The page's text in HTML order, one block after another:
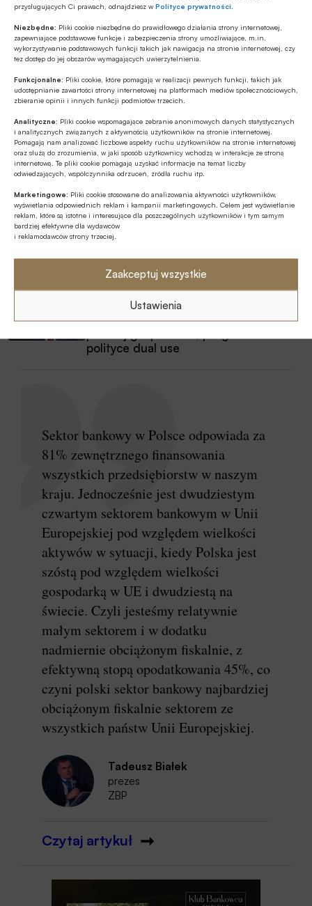
przysługujących Ci prawach, odnajdziesz wPolityce prywatności
Niezbędne: Pliki cookie niezbędne do prawidłowego działania strony internetowej,
zapewniające podstawowe funkcje i zabezpieczenia strony umożliwiające, m.in.
wykorzystywanie podstawowych funkcji takich jak nawigacja na stronie internetowej, czy
tez dostęp do jej obszarów wymagających uwierzytelnienia.
Funkcjonalne: Pliki cookie, które pomagają w realizacji pewnych funkcji, takich jak
udostępnianie zawartości strony internetowej na platformach mediów społecznościowych,
zbieranie opinii i innych funkcji podmiotów trzecich.
Analityczne: Pliki cookie wspomagające zebranie anonimowych danych statystycznych
i analitycznych związanych z aktywnością użytkowników na stronie internetowej.
Pomagają nam analizować liczbowe aspekty ruchu użytkowników na stronie internetowej
oraz służą do zrozumienia, w jaki sposób użytkownicy wchodzą w interakcje ze stroną
internetową. Te pliki cookie pomagają uzyskać informacje na temat liczby
odwiedzających, współczynnika odrzuceń, źródła ruchu itp.
Marketingowe: Pliki cookie stosowane do analizowania aktywności użytkowników,
wyświetlania odpowiednich reklam i kampanii marketingowych. Celem jest wyświetlanie
reklam, które są istotne i interesujące dla poszczególnych użytkowników i tym samym
bardziej efektywne dla wydawców
i reklamodawców strony trzeciej.
Zaakceptuj wszystkie
Ustawienia
Polecamy
MULTIMEDIA
Banki mogą bezpośrednio finansować
przemysł zbrojeniowy
Z RYNKU FINANSOWEGO
ustawowych w sprawach frankowych
MULTIMEDIA
Z RYNKU FINANSOWEGO
Branża leasingowa o inwestycjach w
polityce dual use
Sektor bankowy w Polsce odpowiada za
81% zewnętrznego finansowania
wszystkich przedsiębiorstw w naszym
kraju. Jednocześnie jest dwudziestym
czwartym sektorem bankowym w Unii
Europejskiej pod względem wielkości
aktywów w sytuacji, kiedy Polska jest
szóstą pod względem wielkości
gospodarką w UE i dwudziestą na
świecie. Czyli jesteśmy relatywnie
małym sektorem i w dodatku
nadmiernie obciążonym fiskalnie, z
efektywną stopą opodatkowania 45%, co
czyni polski sektor bankowy najbardziej
obciążonym fiskalnie sektorem ze
wszystkich państw Unii Europejskiej.
Tadeusz Białek
prezes
ZBP
Czytaj artykuł